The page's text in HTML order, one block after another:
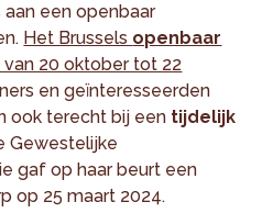
een openbaar
Het Brussels openbaar
van 20 oktober tot 22
en geïnteresseerden
ook terecht bij een tijdelijk
Gewestelijke
gaf op haar beurt een
op 25 maart 2024.